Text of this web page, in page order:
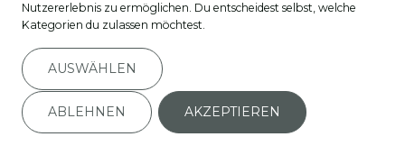
# 06795
Nutzererlebnis zu ermöglichen. Du entscheidest selbst, welche
Kategorien du zulassen möchtest.
AUSWÄHLEN
ABLEHNEN AKZEPTIEREN